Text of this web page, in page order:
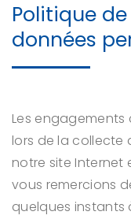
Politique
données
Les
lors de la collecte
notre site Internet
vous remercions
quelques instants